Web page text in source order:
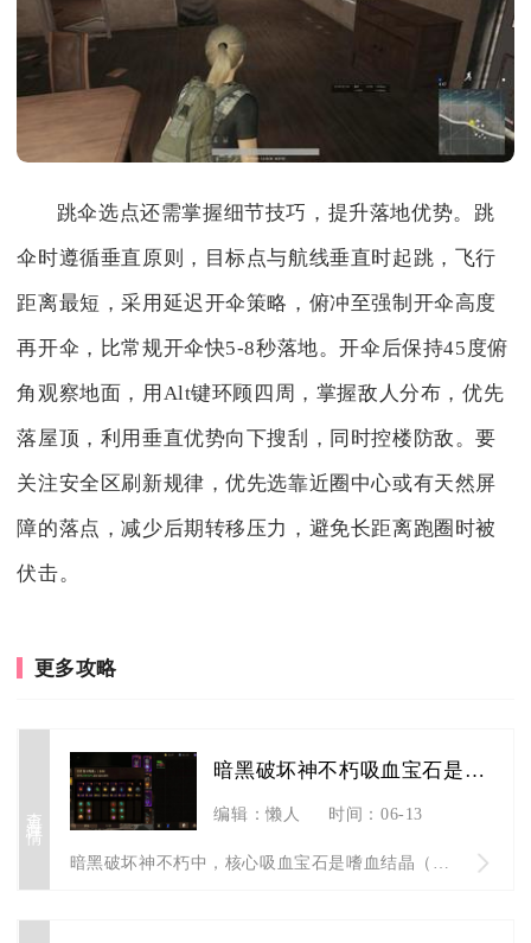
跳伞选点还需掌握细节技巧，提升落地优势。跳
伞时遵循垂直原则，目标点与航线垂直时起跳，飞行
距离最短，采用延迟开伞策略，俯冲至强制开伞高度
再开伞，比常规开伞快5-8秒落地。开伞后保持45度俯
角观察地面，用Alt键环顾四周，掌握敌人分布，优先
落屋顶，利用垂直优势向下搜刮，同时控楼防敌。要
关注安全区刷新规律，优先选靠近圈中心或有天然屏
障的落点，减少后期转移压力，避免长距离跑圈时被
伏击。
更多攻略
查看详情
暗黑破坏神不朽吸血宝石是哪个
编辑：懒人 时间：06-13